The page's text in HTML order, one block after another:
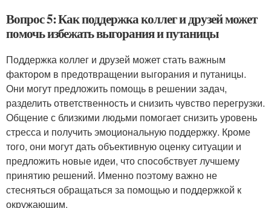
Вопрос 5: Как поддержка коллег и друзей может
помочь избежать выгорания и путаницы
Поддержка коллег и друзей может стать важным
фактором в предотвращении выгорания и путаницы.
Они могут предложить помощь в решении задач,
разделить ответственность и снизить чувство перегрузки.
Общение с близкими людьми помогает снизить уровень
стресса и получить эмоциональную поддержку. Кроме
того, они могут дать объективную оценку ситуации и
предложить новые идеи, что способствует лучшему
принятию решений. Именно поэтому важно не
стесняться обращаться за помощью и поддержкой к
окружающим.